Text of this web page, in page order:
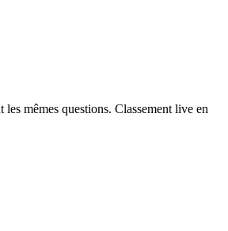
les mêmes questions. Classement live en